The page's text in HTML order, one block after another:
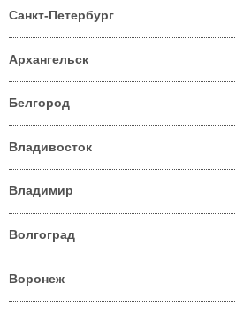
Санкт-Петербург
Архангельск
Белгород
Владивосток
Владимир
Волгоград
Воронеж